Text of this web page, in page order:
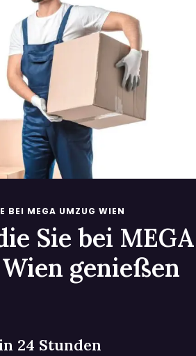
BEI MEGA UMZUG WIEN
Sie bei MEGA
genießen
24 Stunden